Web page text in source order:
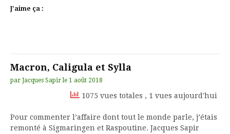
J’aime ça :
Macron, Caligula et Sylla
par Jacques Sapir le 1 août 2018
1075 vues totales , 1 vues aujourd'hui
Pour commenter l’affaire dont tout le monde parle, j’étais
remonté à Sigmaringen et Raspoutine. Jacques Sapir